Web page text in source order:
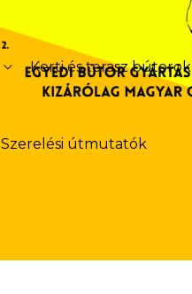
Kerti és terasz bútorok
Szerelési útmutatók